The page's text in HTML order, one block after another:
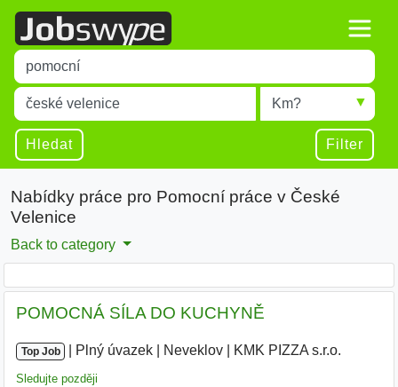
Title
Type 1 or more characters for results.
Místo
Type 1 or more characters for results.
Radius
Hledat Filter
Nabídky práce pro Pomocní práce v České
Velenice
Back to category
POMOCNÁ SÍLA DO KUCHYNĚ
Top Job Plný úvazek Neveklov KMK PIZZA s.r.o.
Sledujte později